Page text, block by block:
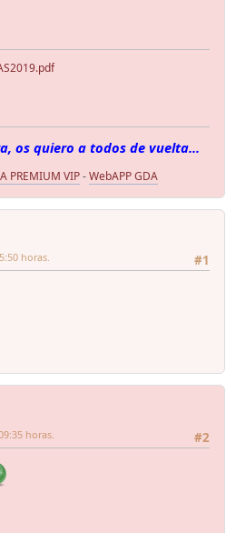
os quiero a todos de vuelta...
PREMIUM VIP-WebAPP GDA
#1
horas.
#2
horas.